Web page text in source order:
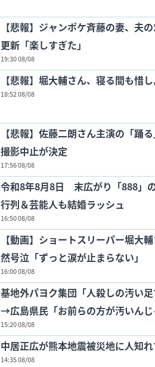
【悲報】ジャンポケ斉藤の妻、夫
更新「楽しすぎた」
19:30 08/08
【悲報】堀大輔さん、寝る間も惜
18:52 08/08
【悲報】佐藤二朗さん主演の「踊
撮影中止が決定
17:56 08/08
令和8年8月8日 末広がり「888」
行列＆芸能人も結婚ラッシュ
16:50 08/08
【動画】ショートスリーパー堀大
然号泣「ずっと涙が止まらない」
16:00 08/08
基地外パヨク集団「人殺しの汚い足
→広島県民「お前らの方が汚いん
15:20 08/08
中居正広が熊本地震被災地に人知
14:35 08/08